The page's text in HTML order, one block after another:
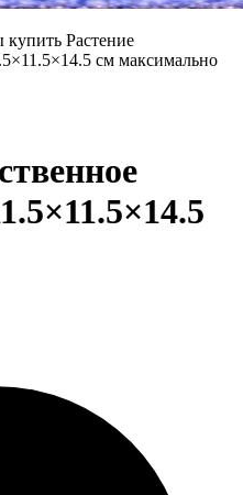
купить Растение
см максимально